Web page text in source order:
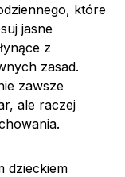
które
jasne
z
zasad.
zawsze
ale raczej
dzieckiem